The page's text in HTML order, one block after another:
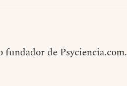
de Psyciencia.com.